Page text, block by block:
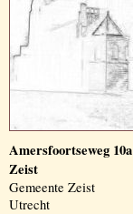
Amersfoortseweg 10a
Zeist
Gemeente Zeist
Utrecht